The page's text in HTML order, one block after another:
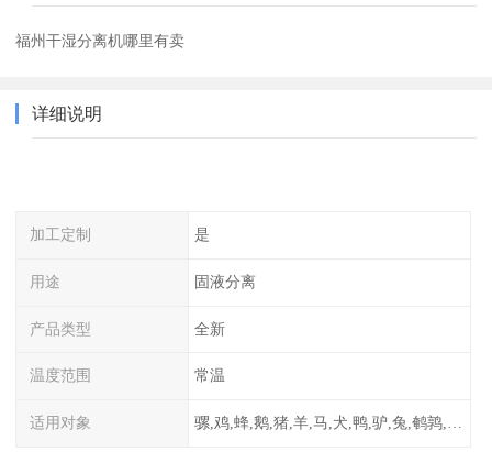
福州干湿分离机哪里有卖
详细说明
加工定制 是
用途 固液分离
产品类型 全新
温度范围 常温
适用对象 骡,鸡,蜂,鹅,猪,羊,马,犬,鸭,驴,兔,鹌鹑,牛,鸽